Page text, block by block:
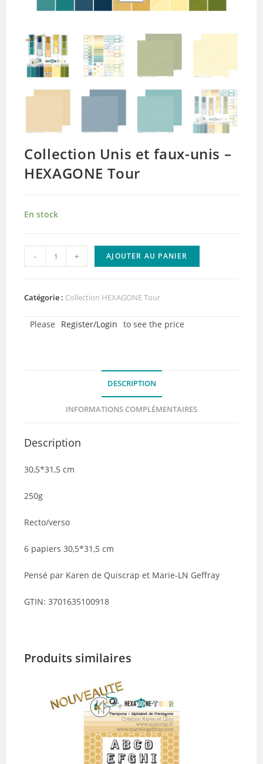
Collection Unis et faux-unis –
HEXAGONE Tour
En stock
quantité
de
Unis
faux-
- + AJOUTER AU PANIER
Catégorie : Collection HEXAGONE Tour
Please Register/Login to see the price
DESCRIPTION
INFORMATIONS COMPLÉMENTAIRES
Description
30,5*31,5 cm
250g
Recto/verso
6 papiers 30,5*31,5 cm
Pensé par Karen de Quiscrap et Marie-LN Geffray
GTIN: 3701635100918
Produits similaires